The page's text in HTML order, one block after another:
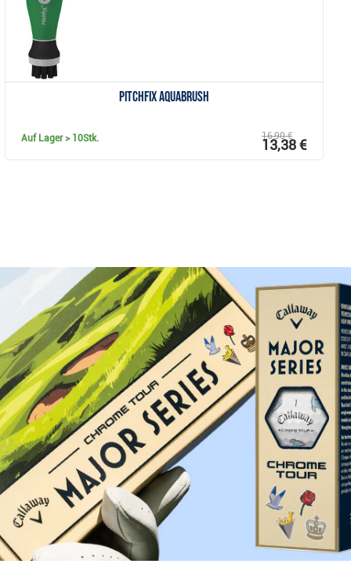
Pitchfix Aquabrush
Auf Lager> 10Stk. 16,90 €
13,38 €